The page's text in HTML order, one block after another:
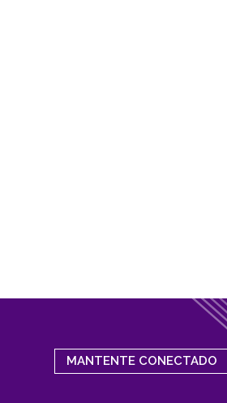
MANTENTE CONECTADO